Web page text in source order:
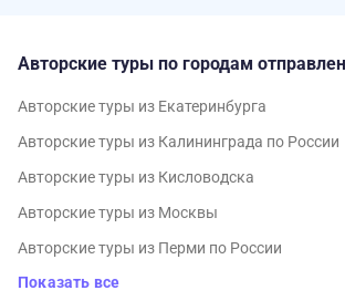
Авторские туры по городам
Авторские туры из Екатеринбурга
Авторские туры из Калининграда по России
Авторские туры из Кисловодска
Авторские туры из Москвы
Авторские туры из Перми по России
Показать все